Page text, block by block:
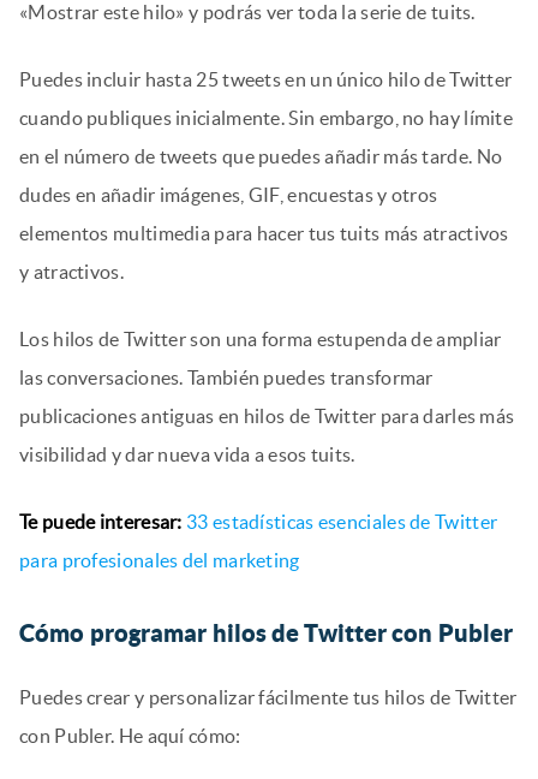
«Mostrar este hilo» y podrás ver toda la serie de tuits.
Puedes incluir hasta 25 tweets en un único hilo de Twitter
cuando publiques inicialmente. Sin embargo, no hay límite
en el número de tweets que puedes añadir más tarde. No
dudes en añadir imágenes, GIF, encuestas y otros
elementos multimedia para hacer tus tuits más atractivos
y atractivos.
Los hilos de Twitter son una forma estupenda de ampliar
las conversaciones. También puedes transformar
publicaciones antiguas en hilos de Twitter para darles más
visibilidad y dar nueva vida a esos tuits.
Te puede interesar: 33 estadísticas esenciales de Twitter
para profesionales del marketing
Cómo programar hilos de Twitter con Publer
Puedes crear y personalizar fácilmente tus hilos de Twitter
con Publer. He aquí cómo: